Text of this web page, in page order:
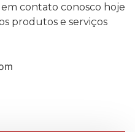
contato conosco hoje
produtos e serviços